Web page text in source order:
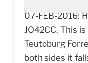
07-FEB-2016:
JO42CC. This
Teutoburg
both sides it